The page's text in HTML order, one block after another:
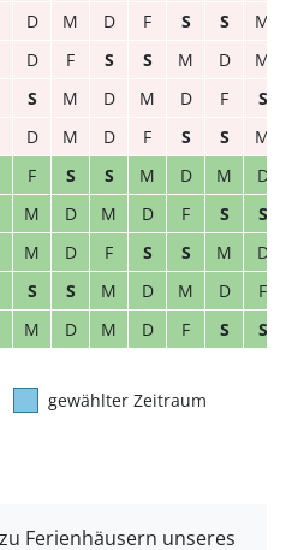
D M D F S S
M
D F S S M D
M
S M D M D F
S
D M D F S S
M
F S S M D M
D
M D M D F S
S
M D F S S M
D
S S M D M D
F
M D M D F S S
gewählter Zeitraum
Ferienhäusern unseres